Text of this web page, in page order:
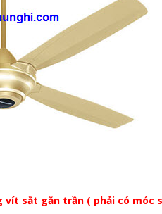
vít sắt gắn trần ( phải có móc